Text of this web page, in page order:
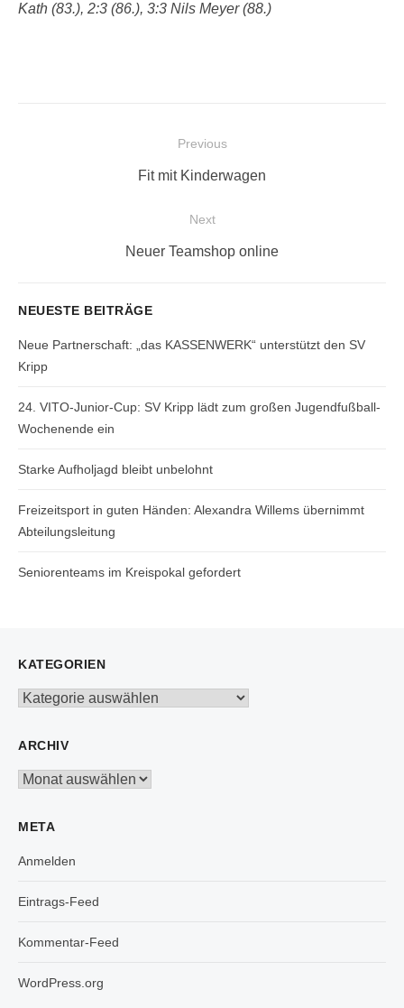
Kath (83.), 2:3 (86.), 3:3 Nils Meyer (88.)
Beitragsnavigation
Previous
Previous
Fit mit Kinderwagen
Next
Next
Neuer Teamshop online
NEUESTE BEITRÄGE
Neue Partnerschaft: „das KASSENWERK“ unterstützt den SV
Kripp
24. VITO-Junior-Cup: SV Kripp lädt zum großen Jugendfußball-
Wochenende ein
Starke Aufholjagd bleibt unbelohnt
Freizeitsport in guten Händen: Alexandra Willems übernimmt
Abteilungsleitung
Seniorenteams im Kreispokal gefordert
KATEGORIEN
Kategorien
ARCHIV
Archiv
META
Anmelden
Eintrags-Feed
Kommentar-Feed
WordPress.org